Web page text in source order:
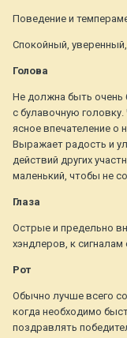
Поведение и
Спокойный,
Голова
Не должна быть очень
с булавочную
ясное впечателение о
Выражает радость и
действий других
маленький, чтобы не
Глаза
Острые и предельно
хэндлеров, к
Рот
Обычно лучше всего
когда необходимо
поздравлять